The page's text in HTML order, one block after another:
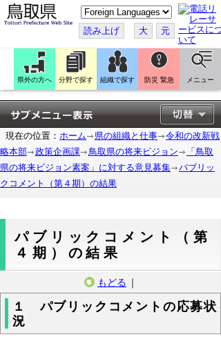
こ
の
ペ
ー
ジ
翻
訳
す
る
読み上げ 大 元
県外の方へ 分野で探す 組織で探す 防災 緊急 メニュー
現在の位置： ホーム 県の組織と仕事
令和の改新戦
略本部
政策企画課 鳥取県の将来ビジョン
「鳥取
県の将来ビジョン素案」に対する意見募集
パブリッ
クコメント（第４期）の結果
パブリックコメント（第
４期）の結果
もどる ｜
１ パブリックコメントの応募状
況